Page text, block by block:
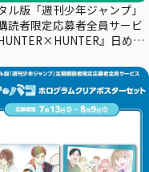
ル版「週刊少年ジャンプ」
読者限定応募者全員サービ
』日めく